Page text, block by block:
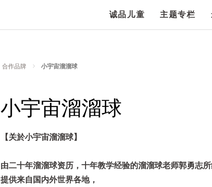
诚品儿童 主题专栏
合作品牌 小宇宙溜溜球
小宇宙溜溜球
【关於小宇宙溜溜球】
由二十年溜溜球资历，十年教学经验的溜溜球老师郭勇志
提供来自国内外世界各地，